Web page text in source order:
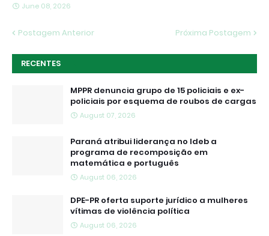
June 08, 2026
Postagem Anterior Próxima Postagem
RECENTES
MPPR denuncia grupo de 15 policiais e ex-
policiais por esquema de roubos de cargas
August 07, 2026
Paraná atribui liderança no Ideb a
programa de recomposição em
matemática e português
August 06, 2026
DPE-PR oferta suporte jurídico a mulheres
vítimas de violência política
August 06, 2026